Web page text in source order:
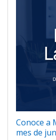
Conoce a
mes de